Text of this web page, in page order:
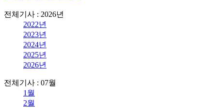
전체기사 : 2026년
2022년
2023년
2024년
2025년
2026년
전체기사 : 07월
1월
2월